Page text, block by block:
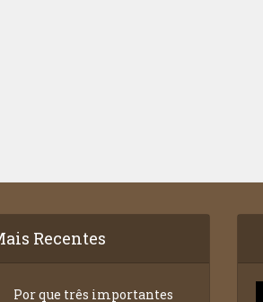
Recentes
Por que três importantes